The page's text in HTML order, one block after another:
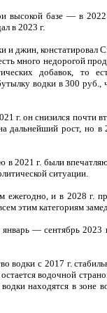
высокой базе — в
в 2023 г.
и джин, констатировал
много недорогой
добавок, то
водки в 300 руб.,
г. он снизился почти
дальнейший рост, но в
в 2021 г. были
ситуации.
ежегодно, и в 2028 г.
этим категориям
— сентябрь 2023
водки с 2017 г.
водочной
находятся в зоне